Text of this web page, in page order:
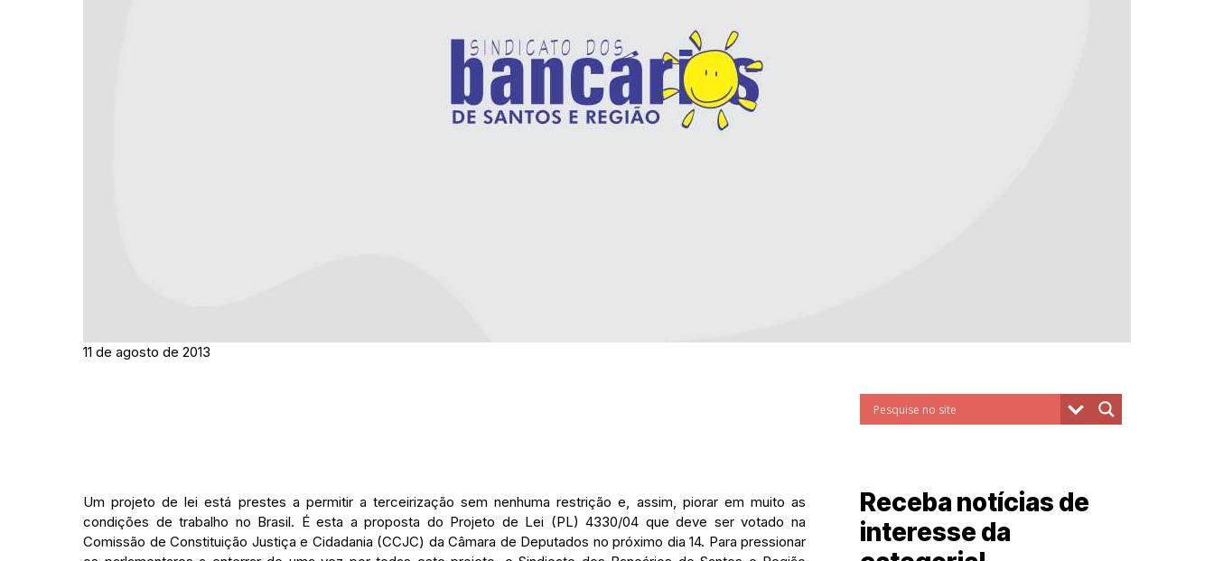
11 de agosto de 2013
Um projeto de lei está prestes a permitir a terceirização sem nenhuma restrição e, assim, piorar em muito as
condições de trabalho no Brasil. É esta a proposta do Projeto de Lei (PL) 4330/04 que deve ser votado na
Comissão de Constituição Justiça e Cidadania (CCJC) da Câmara de Deputados no próximo dia 14. Para pressionar
Receba notícias de
interesse da